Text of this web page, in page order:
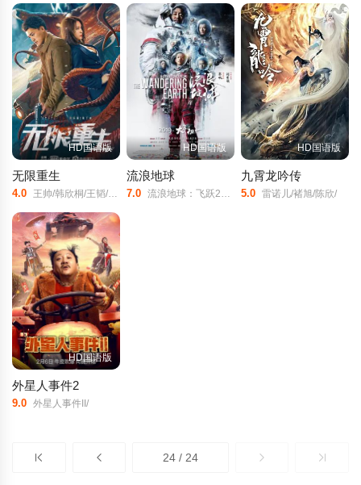
HD国语版
无限重生
4.0 王帅/韩欣桐/王韬/韩姝妹/许长超/葛荣韵/牟子淇/建圳/逯凯/彭东旭/王立轩/倪闽豪/弘毅/周万军/陈玉梅/马小虎/陈英武/龚叶轩/
HD国语版
流浪地球
7.0 流浪地球：飞跃2020特别版/The/Wandering/Earth/The/Wandering/Earth:/Beyond/2020/Special/Edition/
HD国语版
九霄龙吟传
5.0 雷诺儿/褚旭/陈欣/
HD国语版
外星人事件2
9.0 外星人事件II/
24 / 24